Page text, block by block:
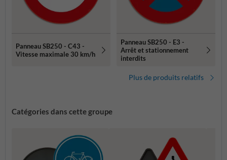
Panneau SB250 - C43 -
Vitesse maximale 30 km/h
Panneau SB250 - E3 -
Arrêt et stationnement
interdits
Plus de produits relatifs
Catégories dans cette groupe